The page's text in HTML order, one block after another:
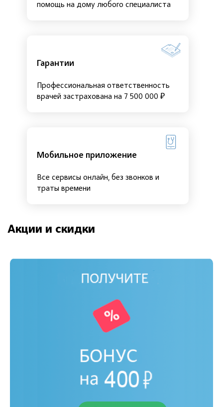
помощь на дому любого специалиста
Гарантии
Профессиональная ответственность
врачей застрахована на 7 500 000 ₽
Мобильное приложение
Все сервисы онлайн, без звонков и
траты времени
Акции и скидки